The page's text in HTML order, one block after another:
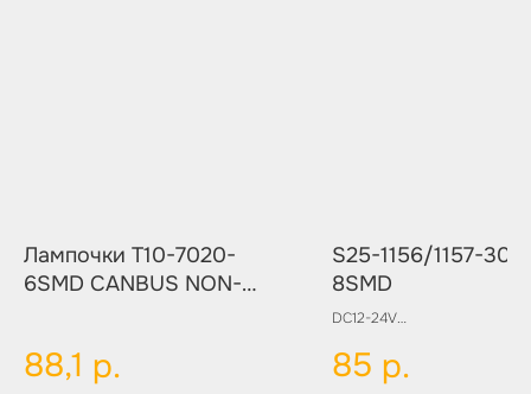
Лампочки T10-7020-
6SMD CANBUS NON-
88,1 р.
S25-1156/1157-
8SMD
DC12-24V
Цвет:
WHITE
85 р.